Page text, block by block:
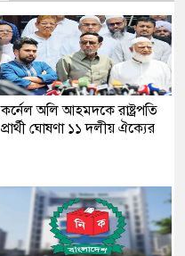
কর্নেল অলি আহমদকে রাষ্ট্রপতি
প্রার্থী ঘোষণা ১১ দলীয় ঐক্যের